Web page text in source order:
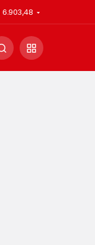
6.903,48